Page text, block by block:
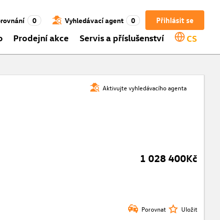
Přihlásit se
0 Vyhledávací agent 0
Prodejní akce Servis a příslušenství CS
Aktivujte vyhledávacího agenta
1 028 400Kč
Porovnat Uložit